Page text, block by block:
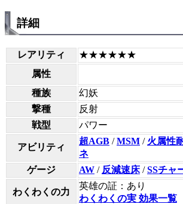
詳細
レアリティ
★★★★★★
属性
種族
幻妖
撃種
反射
戦型
パワー
アビリティ
超AGB /MSM / 火属性
ネ
ゲージ
AW / 反減速床/SSチャ
わくわくの力
英雄の証：あり
わくわくの実 効果一覧